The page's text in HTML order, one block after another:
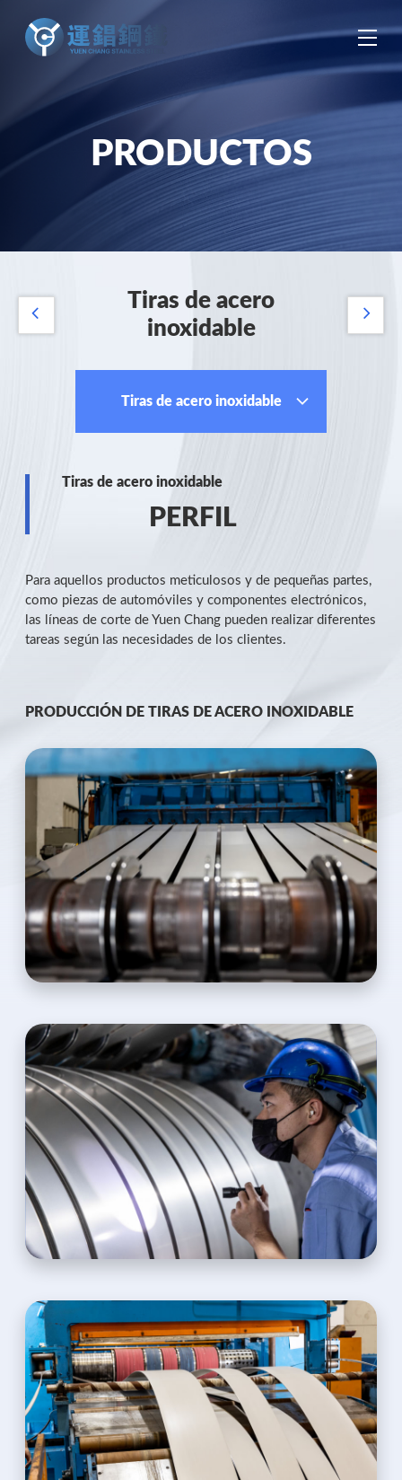
中 EN
PRODUCTOS
Tiras de acero
inoxidable
Tiras de acero inoxidable
Tiras de acero inoxidable
PERFIL
Para aquellos productos meticulosos y de pequeñas partes,
como piezas de automóviles y componentes electrónicos,
las líneas de corte de Yuen Chang pueden realizar diferentes
tareas según las necesidades de los clientes.
PRODUCCIÓN DE TIRAS DE ACERO INOXIDABLE